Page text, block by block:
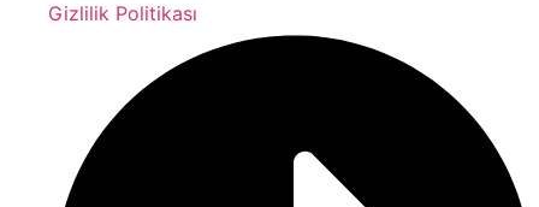
Gizlilik Politikası